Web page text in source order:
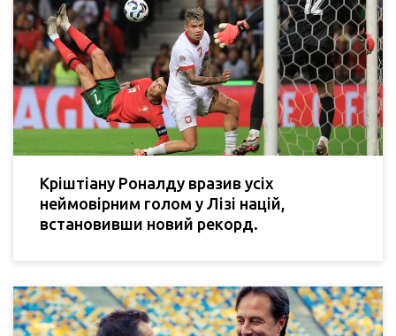
Кріштіану Роналду вразив усіх
неймовірним голом у Лізі націй,
встановивши новий рекорд.